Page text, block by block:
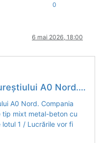
0
6 mai 2026, 18:00
de viață de 120 de ani pe lotul 1 / Lucrările vor fi gata cu 8 luni mai devreme,...